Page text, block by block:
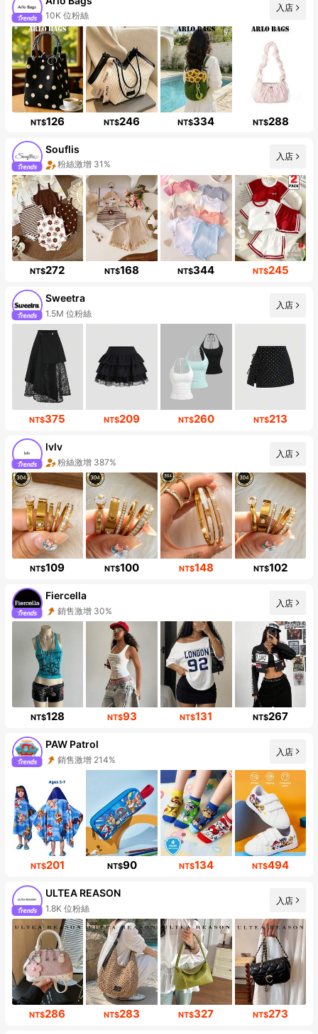
10K 位粉絲
入店
NT$126 NT$246 NT$334 NT$288
Souflis
粉絲激增 31%
入店
NT$272 NT$168 NT$344 NT$245
Sweetra
1.5M 位粉絲
入店
NT$375 NT$209 NT$260 NT$213
lvlv
粉絲激增 387%
入店
NT$109 NT$100 NT$148 NT$102
Fiercella
銷售激增 30%
入店
NT$128 NT$93 NT$131 NT$267
PAW Patrol
銷售激增 214%
入店
NT$201 NT$90 NT$134 NT$494
ULTEA REASON
1.8K 位粉絲
入店
NT$286 NT$283 NT$327 NT$273